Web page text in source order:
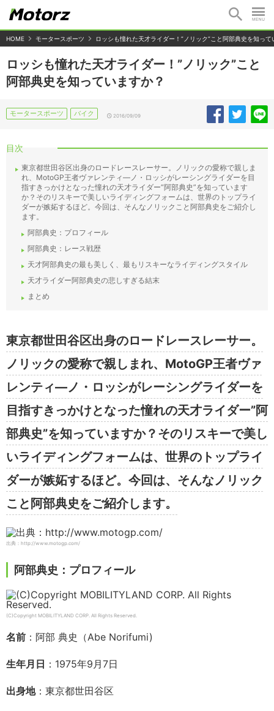
HOME モータースポーツ ロッシも憧れた天才ライダー！”ノリック”こと阿部典史を知って
ロッシも憧れた天才ライダー！”ノリック”こと
阿部典史を知っていますか？
モータースポーツ バイク 2016/09/09
目次
東京都世田谷区出身のロードレースレーサー。ノリックの愛称で親しま
れ、MotoGP王者ヴァレンティ―ノ・ロッシがレーシングライダーを目
指すきっかけとなった憧れの天才ライダー”阿部典史”を知っています
か？そのリスキーで美しいライディングフォームは、世界のトップライ
ダーが嫉妬するほど。今回は、そんなノリックこと阿部典史をご紹介し
ます。
阿部典史：プロフィール
阿部典史：レース戦歴
天才阿部典史の最も美しく、最もリスキーなライディングスタイル
天才ライダー阿部典史の悲しすぎる結末
まとめ
東京都世田谷区出身のロードレースレーサー。
ノリックの愛称で親しまれ、MotoGP王者ヴァ
レンティ―ノ・ロッシがレーシングライダーを
目指すきっかけとなった憧れの天才ライダー”阿
部典史”を知っていますか？そのリスキーで美し
いライディングフォームは、世界のトップライ
ダーが嫉妬するほど。今回は、そんなノリック
こと阿部典史をご紹介します。
出典：http://www.motogp.com/
阿部典史：プロフィール
(C)Copyright MOBILITYLAND CORP. All Rights Reserved.
名前 ：阿部 典史（Abe Norifumi)
生年月日 ：1975年9月7日
出身地：東京都世田谷区